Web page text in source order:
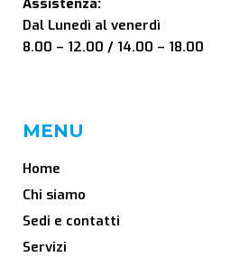
Assistenza:
Dal Lunedì al venerdì
8.00 – 12.00 / 14.00 – 18.00
MENU
Home
Chi siamo
Sedi e contatti
Servizi